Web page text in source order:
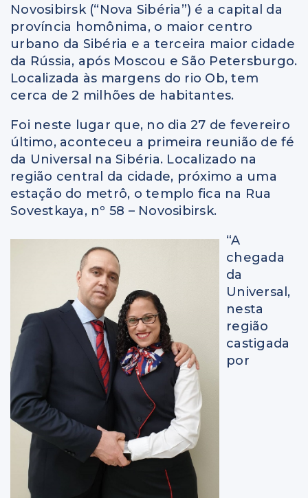
Novosibirsk (“Nova Sibéria”) é a capital da
província homônima, o maior centro
urbano da Sibéria e a terceira maior cidade
da Rússia, após Moscou e São Petersburgo.
Localizada às margens do rio Ob, tem
cerca de 2 milhões de habitantes.
Foi neste lugar que, no dia 27 de fevereiro
último, aconteceu a primeira reunião de fé
da Universal na Sibéria. Localizado na
região central da cidade, próximo a uma
estação do metrô, o templo fica na Rua
Sovestkaya, nº 58 – Novosibirsk.
“A
chegada
da
Universal,
nesta
região
castigada
por